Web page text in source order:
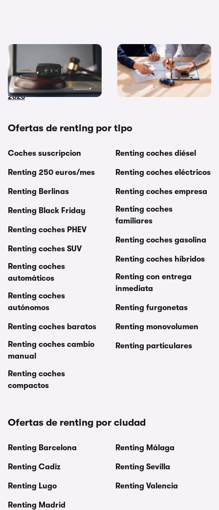
Coches de subasta pública:
dónde y cómo comprar
coches embargados en
2026
Diferencias entre
financiación y renting ¿Cuál
me interesa más?
Ofertas de renting por tipo
Coches suscripcion
Renting 250 euros/mes
Renting Berlinas
Renting Black Friday
Renting coches PHEV
Renting coches SUV
Renting coches
automáticos
Renting coches
autónomos
Renting coches baratos
Renting coches cambio
manual
Renting coches
compactos
Renting coches diésel
Renting coches eléctricos
Renting coches empresa
Renting coches
familiares
Renting coches gasolina
Renting coches híbridos
Renting con entrega
inmediata
Renting furgonetas
Renting monovolumen
Renting particulares
Ofertas de renting por ciudad
Renting Barcelona
Renting Cadiz
Renting Lugo
Renting Madrid
Renting Málaga
Renting Sevilla
Renting Valencia